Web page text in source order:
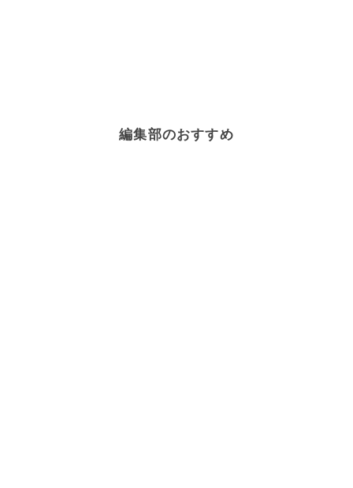
編集部のおすすめ